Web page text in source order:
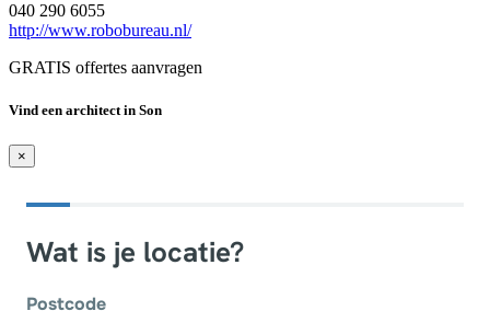
040 290 6055
http://www.robobureau.nl/
GRATIS offertes aanvragen
Vind een architect in Son
×